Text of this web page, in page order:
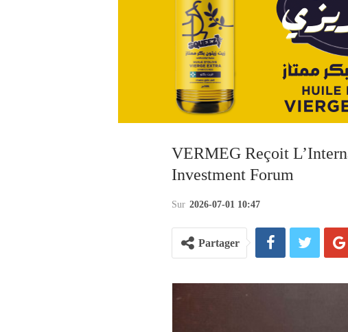
VERMEG Reçoit
Investment Forum
Sur 2026-07-01 10:47
Partager